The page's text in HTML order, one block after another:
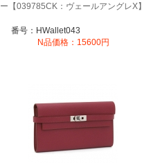
ー【039785CK：ヴェールアングレX】
番号：HWallet043
N品価格：15600円